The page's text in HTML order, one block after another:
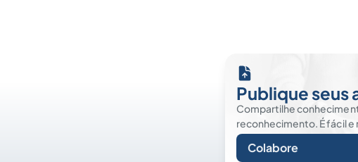
Publique seus
Compartilhe
reconhecimento. É fácil e
Colabore